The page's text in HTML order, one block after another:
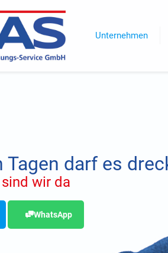
Unternehmen
Tagen darf es
wir da
WhatsApp